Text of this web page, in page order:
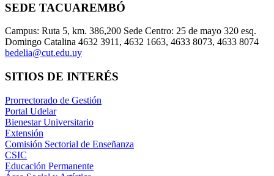
SEDE TACUAREMBÓ
Campus: Ruta 5, km. 386,200 Sede Centro: 25 de mayo 320 esq.
Domingo Catalina 4632 3911, 4632 1663, 4633 8073, 4633 8074
bedelia@cut.edu.uy
SITIOS DE INTERÉS
Prorrectorado de Gestión
Portal Udelar
Bienestar Universitario
Extensión
Comisión Sectorial de Enseñanza
CSIC
Educación Permanente